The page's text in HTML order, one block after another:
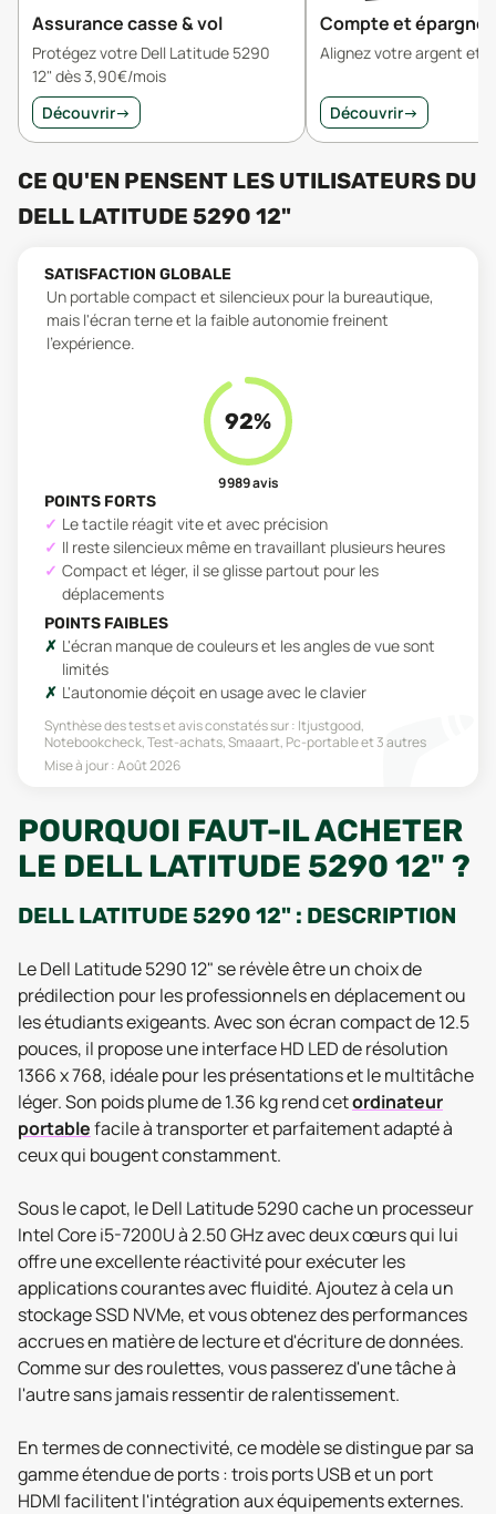
Assurance casse & vol
Protégez votre Dell Latitude 5290
12" dès 3,90€/mois
Découvrir→
Compte et épargne
Alignez votre argent et
Découvrir→
CE QU'EN PENSENT LES UTILISATEURS DU
DELL LATITUDE 5290 12"
SATISFACTION GLOBALE
Un portable compact et silencieux pour la bureautique,
mais l'écran terne et la faible autonomie freinent
l'expérience.
92%
9 989avis
POINTS FORTS
Le tactile réagit vite et avec précision
Il reste silencieux même en travaillant plusieurs heures
Compact et léger, il se glisse partout pour les
déplacements
POINTS FAIBLES
L'écran manque de couleurs et les angles de vue sont
limités
L'autonomie déçoit en usage avec le clavier
Synthèse des tests et avis constatés sur : Itjustgood,
Notebookcheck, Test-achats, Smaaart, Pc-portableet 3 autres
Mise à jour :Août 2026
POURQUOI FAUT-IL ACHETER
LE DELL LATITUDE 5290 12" ?
DELL LATITUDE 5290 12" : DESCRIPTION
Le Dell Latitude 5290 12" se révèle être un choix de
prédilection pour les professionnels en déplacement ou
les étudiants exigeants. Avec son écran compact de 12.5
pouces, il propose une interface HD LED de résolution
1366 x 768, idéale pour les présentations et le multitâche
léger. Son poids plume de 1.36 kg rend cetordinateur
portablefacile à transporter et parfaitement adapté à
ceux qui bougent constamment.
Sous le capot, le Dell Latitude 5290 cache un processeur
Intel Core i5-7200U à 2.50 GHz avec deux cœurs qui lui
offre une excellente réactivité pour exécuter les
applications courantes avec fluidité. Ajoutez à cela un
stockage SSD NVMe, et vous obtenez des performances
accrues en matière de lecture et d'écriture de données.
Comme sur des roulettes, vous passerez d'une tâche à
l'autre sans jamais ressentir de ralentissement.
En termes de connectivité, ce modèle se distingue par sa
gamme étendue de ports : trois ports USB et un port
HDMI facilitent l'intégration aux équipements externes.